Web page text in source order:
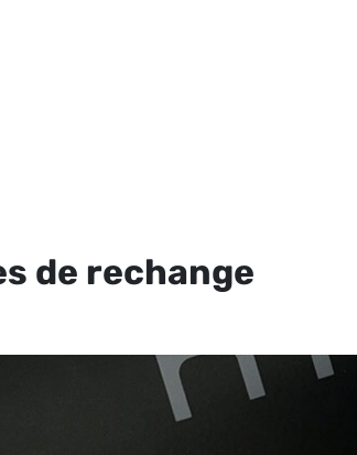
de rechange